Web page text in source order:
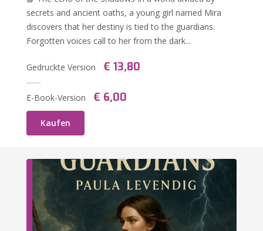
secrets and ancient oaths, a young girl named Mira
discovers that her destiny is tied to the guardians.
Forgotten voices call to her from the dark...
Gedruckte Version € 13,80
E-Book-Version € 6,00
Kaufen